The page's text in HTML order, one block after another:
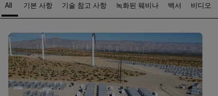
Article Listing
All 기본 사항 기술 참고 사항 녹화된 웨비나 백서 비디오